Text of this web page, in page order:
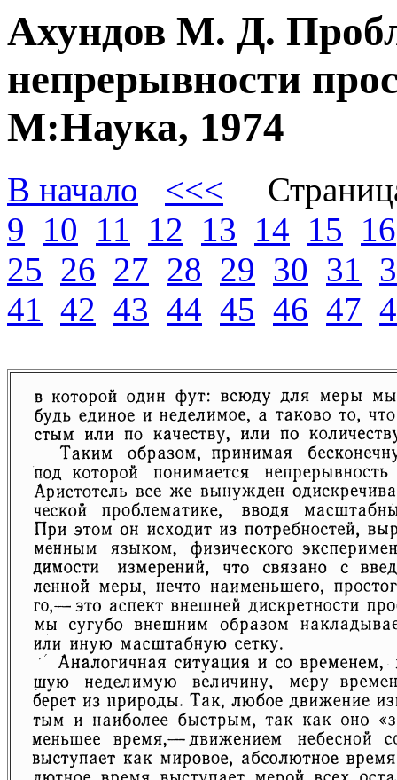
Ахундов М. Д.
непрерывности
М:Наука, 1974
В начало <<<
9 10 11 12 13 14 15 16
25 26 27 28 29 30 31
41 42 43 44 45 46 47